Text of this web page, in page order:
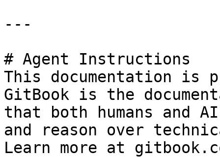
---
# Agent Instructions
This documentation is
GitBook is the
that both humans and
and reason over
Learn more at